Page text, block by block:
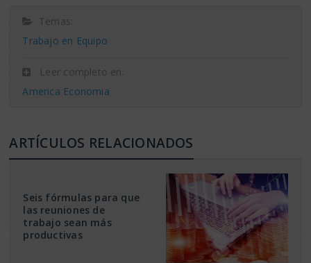
Temas:
Trabajo en Equipo
Leer completo en:
America Economia
ARTÍCULOS RELACIONADOS
Seis fórmulas para que
las reuniones de
trabajo sean más
productivas